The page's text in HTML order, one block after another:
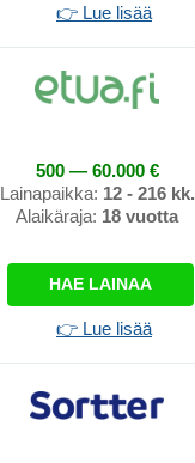
👉 Lue lisää
500 — 60.000 €
Lainapaikka: 12 - 216 kk.
Alaikäraja: 18 vuotta
HAE LAINAA
👉 Lue lisää